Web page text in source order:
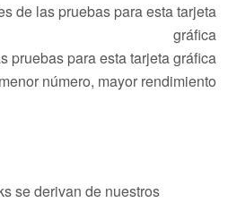
de las pruebas para esta tarjeta
gráfica
pruebas para esta tarjeta gráfica
número, mayor rendimiento
se derivan de nuestros